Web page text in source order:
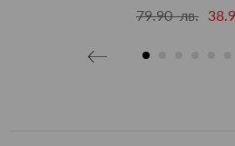
79.90 лв.